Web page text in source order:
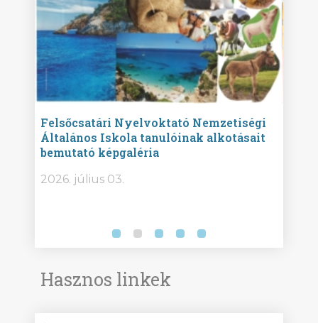
Felsőcsatári Nyelvoktató Nemzetiségi
Általános Iskola tanulóinak alkotásait
bemutató képgaléria
2026. július 03.
Hasznos linkek